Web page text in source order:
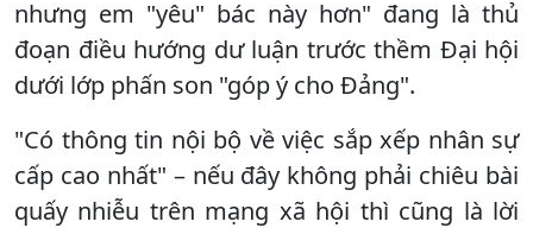
nhưng em "yêu" bác này hơn" đang là thủ
đoạn điều hướng dư luận trước thềm Đại hội
dưới lớp phấn son "góp ý cho Đảng".
"Có thông tin nội bộ về việc sắp xếp nhân sự
cấp cao nhất" – nếu đây không phải chiêu bài
quấy nhiễu trên mạng xã hội thì cũng là lời